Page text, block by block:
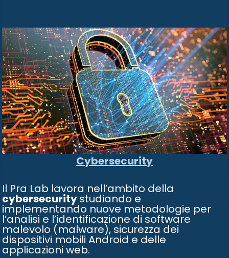
Cybersecurity
Il Pra Lab lavora nell’ambito della
cybersecuritystudiando e
implementando nuove metodologie per
l’analisi e l’identificazione di software
malevolo (malware), sicurezza dei
dispositivi mobili Android e delle
applicazioni web.